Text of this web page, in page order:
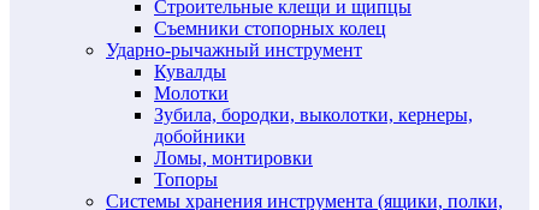
Строительные клещи и щипцы
Съемники стопорных колец
Ударно-рычажный инструмент
Кувалды
Молотки
Зубила, бородки, выколотки, кернеры,
добойники
Ломы, монтировки
Топоры
Системы хранения инструмента (ящики, полки,